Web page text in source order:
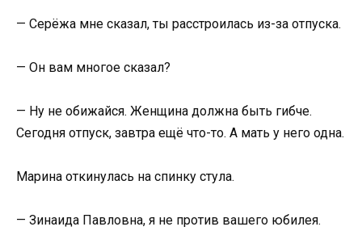
— Серёжа мне сказал, ты расстроилась из-за отпуска.
— Он вам многое сказал?
— Ну не обижайся. Женщина должна быть гибче.
Сегодня отпуск, завтра ещё что-то. А мать у него одна.
Марина откинулась на спинку стула.
— Зинаида Павловна, я не против вашего юбилея.